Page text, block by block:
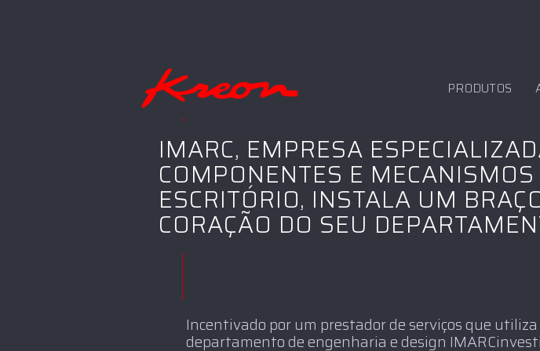
PRODUTOS
IMARC, EMPRESA
COMPONENTES E
ESCRITÓRIO, INSTALA UM
CORAÇÃO DO SEU
Incentivado por um prestador de serviços que
departamento de engenharia e design